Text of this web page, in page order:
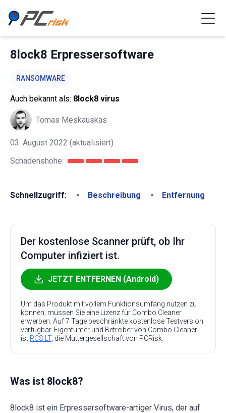
8lock8 Erpressersoftware
RANSOMWARE
Auch bekannt als: 8lock8 virus
Tomas Meskauskas
03. August 2022 (aktualisiert)
Schadenshöhe:
Schnellzugriff: Beschreibung Entfernung
Der kostenlose Scanner prüft, ob Ihr
Computer infiziert ist.
JETZT ENTFERNEN (Android)
Um das Produkt mit vollem Funktionsumfang nutzen zu
können, müssen Sie eine Lizenz für Combo Cleaner
erwerben. Auf 7 Tage beschränkte kostenlose Testversion
verfügbar. Eigentümer und Betreiber von Combo Cleaner
ist RCS LT, die Muttergesellschaft von PCRisk.
Was ist 8lock8?
8lock8 ist ein Erpressersoftware-artiger Virus, der auf